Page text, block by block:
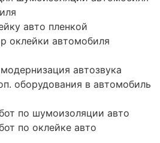
авто пленкой
оклейки автомобиля
автозвука
оборудования в автомобиль
по шумоизоляции авто
по оклейке авто